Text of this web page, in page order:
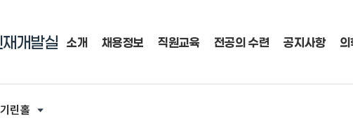
개발실 소개 채용정보 직원교육 전공의 수련 공지사항 의
기린홀